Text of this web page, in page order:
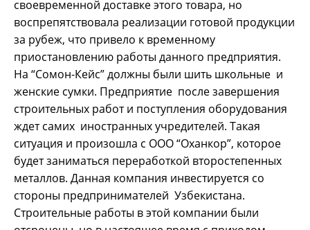
своевременной доставке этого товара, но
воспрепятствовала реализации готовой продукции
за рубеж, что привело к временному
приостановлению работы данного предприятия.
На “Сомон-Кейс” должны были шить школьные и
женские сумки. Предприятие после завершения
строительных работ и поступления оборудования
ждет самих иностранных учредителей. Такая
ситуация и произошла с ООО “Оханкор”, которое
будет заниматься переработкой второстепенных
металлов. Данная компания инвестируется со
стороны предпринимателей Узбекистана.
Строительные работы в этой компании были